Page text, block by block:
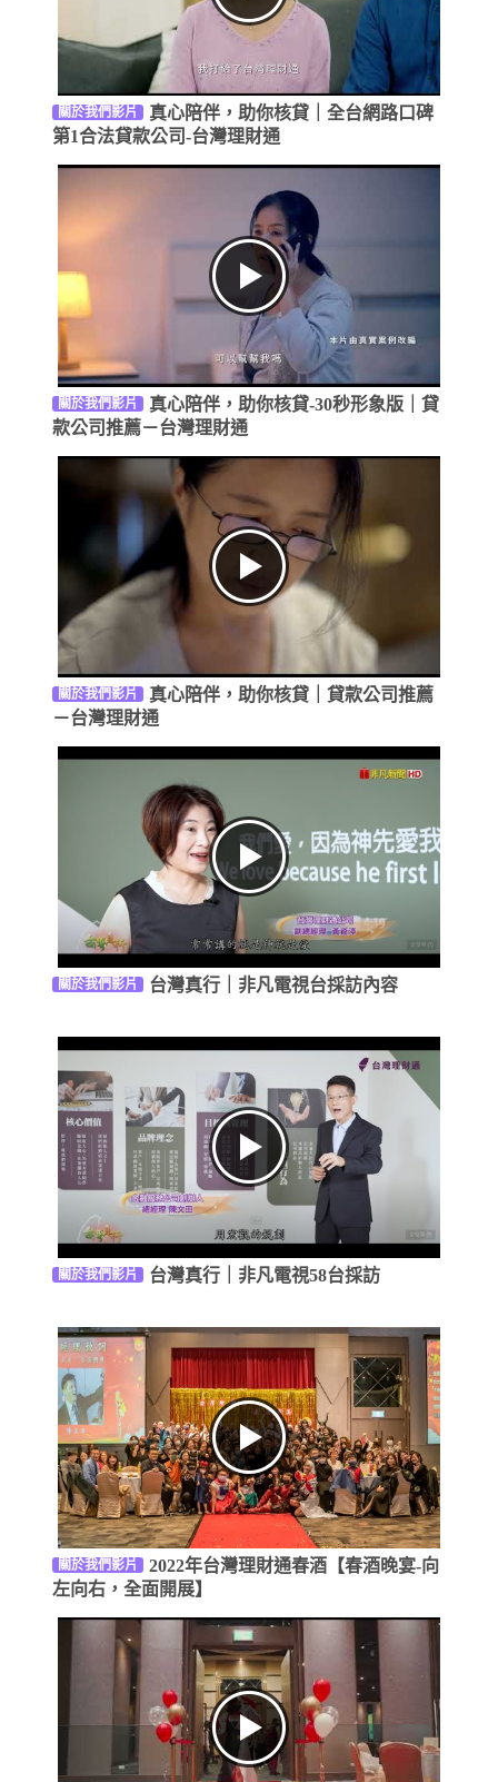
關於我們影片
真心陪伴，助你核貸｜全台網路口碑
第1合法貸款公司-台灣理財通
關於我們影片
真心陪伴，助你核貸-30秒形象版｜貸
款公司推薦－台灣理財通
關於我們影片
真心陪伴，助你核貸｜貸款公司推薦
－台灣理財通
關於我們影片 台灣真行｜非凡電視台採訪內容
關於我們影片 台灣真行｜非凡電視58台採訪
關於我們影片
2022年台灣理財通春酒【春酒晚宴-向
左向右，全面開展】